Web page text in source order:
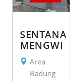
SENTANA
MENGWI
Area
Badung